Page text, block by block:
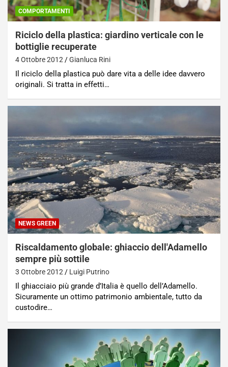
COMPORTAMENTI
Riciclo della plastica: giardino verticale con le
bottiglie recuperate
4 Ottobre 2012 Gianluca Rini
Il riciclo della plastica può dare vita a delle idee davvero
originali. Si tratta in effetti…
NEWS GREEN
Riscaldamento globale: ghiaccio dell'Adamello
sempre più sottile
3 Ottobre 2012 Luigi Putrino
Il ghiacciaio più grande d’Italia è quello dell’Adamello.
Sicuramente un ottimo patrimonio ambientale, tutto da
custodire…